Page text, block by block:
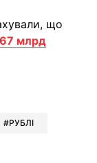
що
67 млрд
Whatsapp
у Messenger
у LinkedIn
РУБЛІ